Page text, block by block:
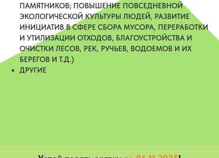
ПАМЯТНИКОВ; ПОВЫШЕНИЕ ПОВСЕДНЕВНОЙ
ЭКОЛОГИЧЕСКОЙ КУЛЬТУРЫ ЛЮДЕЙ, РАЗВИТИЕ
ИНИЦИАТИВ В СФЕРЕ СБОРА МУСОРА, ПЕРЕРАБОТКИ
И УТИЛИЗАЦИИ ОТХОДОВ, БЛАГОУСТРОЙСТВА И
ОЧИСТКИ ЛЕСОВ, РЕК, РУЧЬЕВ, ВОДОЕМОВ И ИХ
БЕРЕГОВ И Т.Д.)
ДРУГИЕ